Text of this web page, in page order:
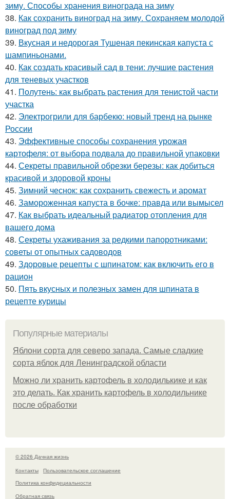
зиму. Способы хранения винограда на зиму
38. Как сохранить виноград на зиму. Сохраняем молодой
виноград под зиму
39. Вкусная и недорогая Тушеная пекинская капуста с
шампиньонами.
40. Как создать красивый сад в тени: лучшие растения
для теневых участков
41. Полутень: как выбрать растения для тенистой части
участка
42. Электрогрили для барбекю: новый тренд на рынке
России
43. Эффективные способы сохранения урожая
картофеля: от выбора подвала до правильной упаковки
44. Секреты правильной обрезки березы: как добиться
красивой и здоровой кроны
45. Зимний чеснок: как сохранить свежесть и аромат
46. Замороженная капуста в бочке: правда или вымысел
47. Как выбрать идеальный радиатор отопления для
вашего дома
48. Секреты ухаживания за редкими папоротниками:
советы от опытных садоводов
49. Здоровые рецепты с шпинатом: как включить его в
рацион
50. Пять вкусных и полезных замен для шпината в
рецепте курицы
Популярные материалы
Яблони сорта для северо запада. Самые сладкие
сорта яблок для Ленинградской области
Можно ли хранить картофель в холодилькике и как
это делать. Как хранить картофель в холодильнике
после обработки
© 2026 Дачная жизнь
Контакты
Пользовательское соглашение
Политика конфидециальности
Обратная связь